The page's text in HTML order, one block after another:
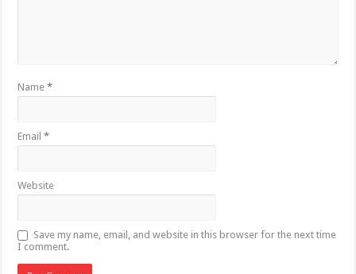
Name*
Email*
Website
Save my name, email, and website in this browser for the next time
I comment.